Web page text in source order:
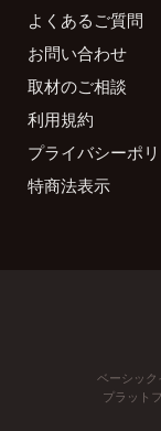
よくあるご質問
お問い合わせ
取材のご相談
利用規約
プライバシーポ
特商法表示
ベーシック
プラット